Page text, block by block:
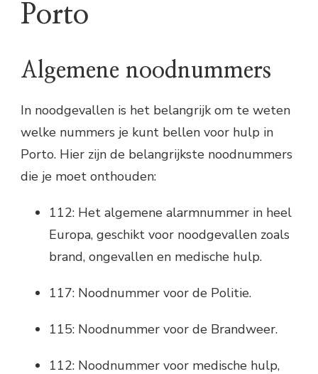
Porto
Algemene noodnummers
In noodgevallen is het belangrijk om te weten
welke nummers je kunt bellen voor hulp in
Porto. Hier zijn de belangrijkste noodnummers
die je moet onthouden:
112: Het algemene alarmnummer in heel
Europa, geschikt voor noodgevallen zoals
brand, ongevallen en medische hulp.
117: Noodnummer voor de Politie.
115: Noodnummer voor de Brandweer.
112: Noodnummer voor medische hulp,